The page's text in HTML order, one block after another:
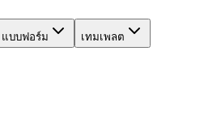
แบบฟอร์ม เทมเพลต